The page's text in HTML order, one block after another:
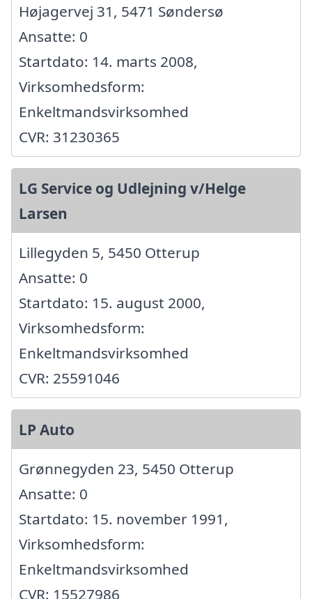
Højagervej 31, 5471 Søndersø
Ansatte: 0
Startdato: 14. marts 2008,
Virksomhedsform:
Enkeltmandsvirksomhed
CVR: 31230365
LG Service og Udlejning v/Helge
Larsen
Lillegyden 5, 5450 Otterup
Ansatte: 0
Startdato: 15. august 2000,
Virksomhedsform:
Enkeltmandsvirksomhed
CVR: 25591046
LP Auto
Grønnegyden 23, 5450 Otterup
Ansatte: 0
Startdato: 15. november 1991,
Virksomhedsform:
Enkeltmandsvirksomhed
CVR: 15527986